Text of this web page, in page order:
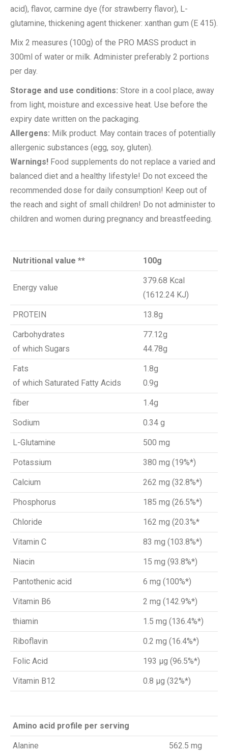
acid), flavor, carmine dye (for strawberry flavor), L-
glutamine, thickening agent thickener: xanthan gum (E 415).
Mix 2 measures (100g) of the PRO MASS product in
300ml of water or milk. Administer preferably 2 portions
per day.
Storage and use conditions: Store in a cool place, away
from light, moisture and excessive heat. Use before the
expiry date written on the packaging.
Allergens: Milk product. May contain traces of potentially
allergenic substances (egg, soy, gluten).
Warnings! Food supplements do not replace a varied and
balanced diet and a healthy lifestyle! Do not exceed the
recommended dose for daily consumption! Keep out of
the reach and sight of small children! Do not administer to
children and women during pregnancy and breastfeeding.
Nutritional value ** 100g
Energy value
379.68 Kcal
(1612.24 KJ)
PROTEIN 13.8g
Carbohydrates
of which Sugars
77.12g
44.78g
Fats
of which Saturated Fatty Acids
1.8g
0.9g
fiber 1.4g
Sodium 0.34 g
L-Glutamine 500 mg
Potassium 380 mg (19%*)
Calcium 262 mg (32.8%*)
Phosphorus 185 mg (26.5%*)
Chloride 162 mg (20.3%*
Vitamin C 83 mg (103.8%*)
Niacin 15 mg (93.8%*)
Pantothenic acid 6 mg (100%*)
Vitamin B6 2 mg (142.9%*)
thiamin 1.5 mg (136.4%*)
Riboflavin 0.2 mg (16.4%*)
Folic Acid 193 µg (96.5%*)
Vitamin B12 0.8 µg (32%*)
Amino acid profile per serving
Alanine 562.5 mg